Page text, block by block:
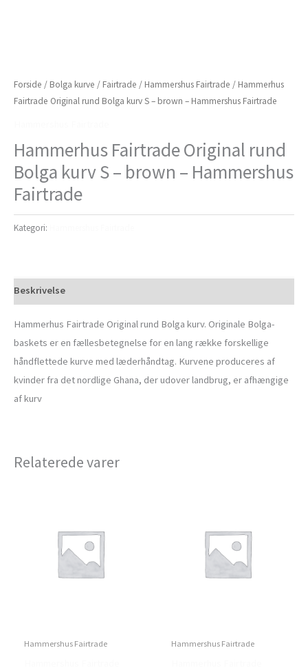
Forside / Bolga kurve / Fairtrade / Hammershus Fairtrade / Hammerhus
Fairtrade Original rund Bolga kurv S – brown – Hammershus Fairtrade
Hammerhus Fairtrade Original rund
Bolga kurv S – brown – Hammershus
Fairtrade
Kategori:
Beskrivelse
Hammerhus Fairtrade Original rund Bolga kurv. Originale Bolga-
baskets er en fællesbetegnelse for en lang række forskellige
håndflettede kurve med læderhåndtag. Kurvene produceres af
kvinder fra det nordlige Ghana, der udover landbrug, er afhængige
af kurv
Relaterede varer
Hammershus Fairtrade Hammershus Fairtrade